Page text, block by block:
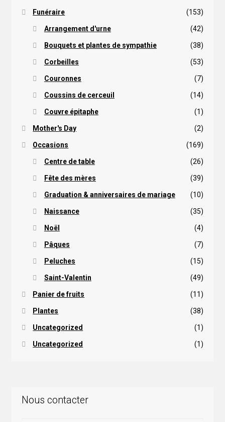
Funéraire (153)
Arrangement d'urne (42)
Bouquets et plantes de sympathie (38)
Corbeilles (53)
Couronnes (7)
Coussins de cerceuil (14)
Couvre épitaphe (1)
Mother's Day (2)
Occasions (169)
Centre de table (26)
Fête des mères (39)
Graduation & anniversaires de mariage (10)
Naissance (35)
Noël (4)
Pâques (7)
Peluches (15)
Saint-Valentin (49)
Panier de fruits (11)
Plantes (38)
Uncategorized (1)
Uncategorized (1)
Nous contacter